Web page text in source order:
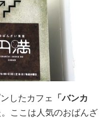
したカフェ
「バンカ
ここは人気のおばんざ